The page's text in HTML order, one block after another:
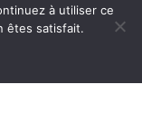
à utiliser ce
êtes satisfait.